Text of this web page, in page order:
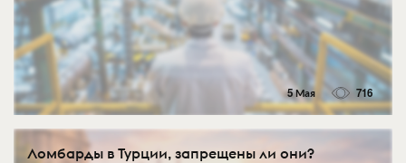
5 Мая 716
Ломбарды в Турции, запрещены ли они?